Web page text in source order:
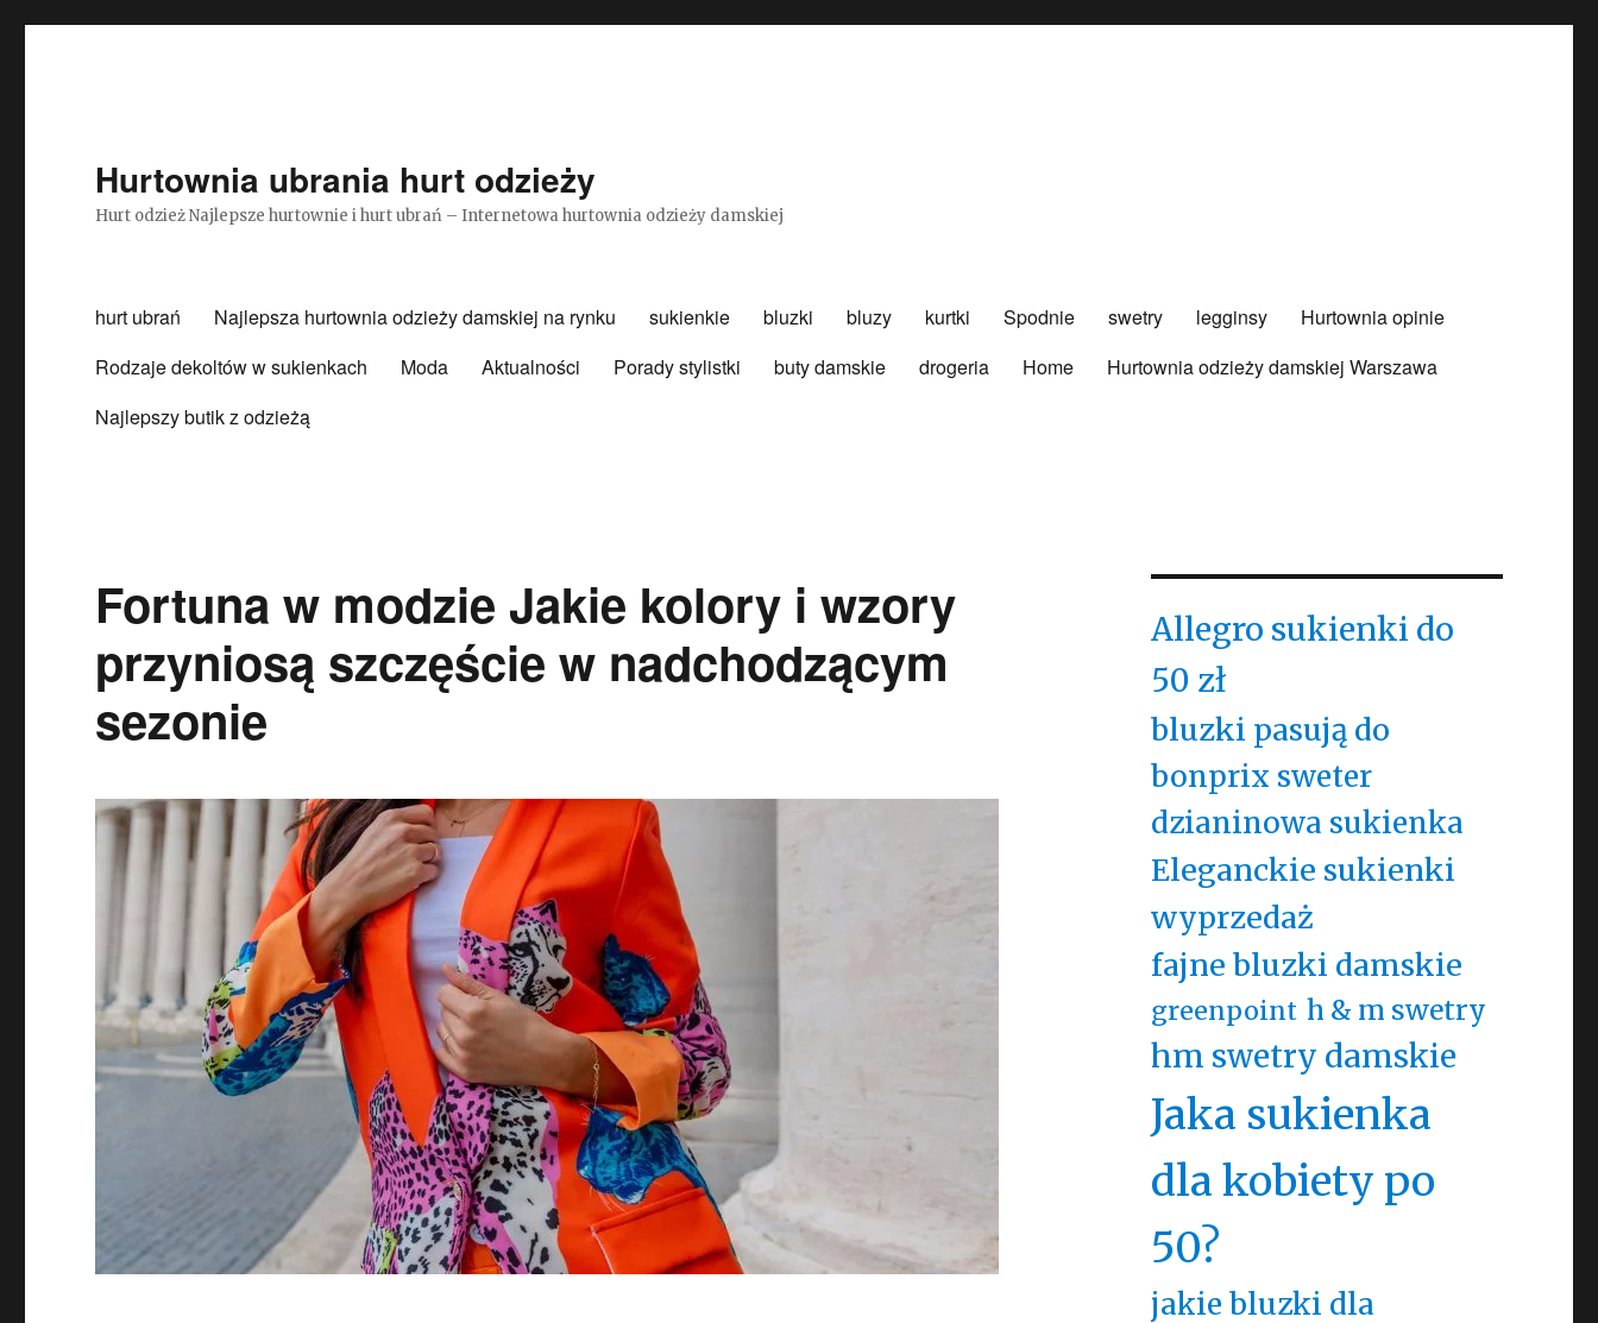
Hurtownia ubrania hurt odzieży
Hurt odzież Najlepsze hurtownie i hurt ubrań – Internetowa hurtownia odzieży damskiej
hurt ubrań Najlepsza hurtownia odzieży damskiej na rynku sukienkie bluzki bluzy kurtki Spodnie swetry legginsy
Hurtownia opinie
Rodzaje dekoltów w sukienkach
Moda Aktualności Porady stylistki buty damskie drogeria Home
Hurtownia odzieży damskiej Warszawa
Najlepszy butik z odzieżą
Fortuna w modzie Jakie kolory i wzory
przyniosą szczęście w nadchodzącym
sezonie
Allegro sukienki do
50 zł
bluzki pasują do
bonprix sweter
dzianinowa sukienka
Eleganckie sukienki
wyprzedaż
fajne bluzki damskie
greenpoint h & m swetry
hm swetry damskie
Jaka sukienka
dla kobiety po
50?
jakie bluzki dla